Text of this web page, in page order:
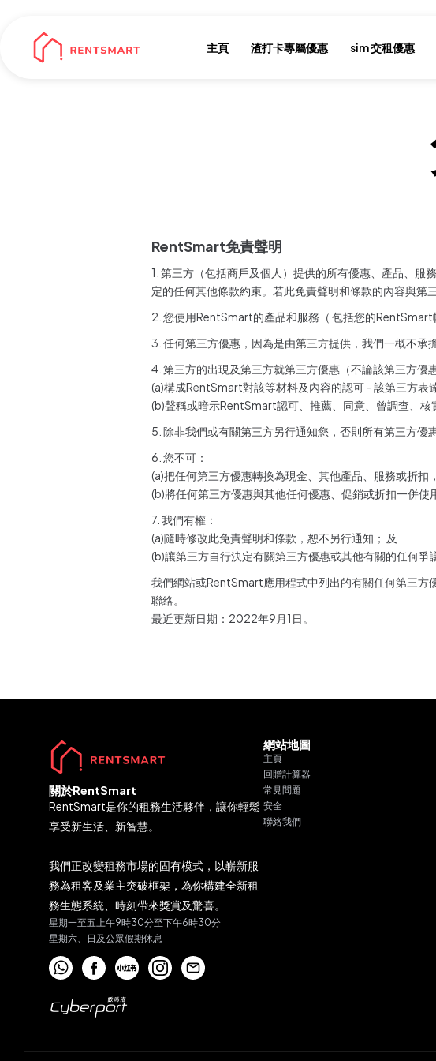
主頁 渣打卡專屬優惠 sim 交租優惠
RentSmart免責聲明
1. 第三方（包括商戶及個人）提供的所有優惠、產品、服
定的任何其他條款約束。若此免責聲明和條款的內容與第
2. 您使用RentSmart的產品和服務（ 包括您的RentSmart
3. 任何第三方優惠，因為是由第三方提供，我們一概不承
4. 第三方的出現及第三方就第三方優惠（不論該第三方
(a)構成RentSmart對該等材料及內容的認可 – 該第三方
(b)聲稱或暗示RentSmart認可、推薦、同意、曾調查、核
5. 除非我們或有關第三方另行通知您，否則所有第三方優
6. 您不可：
(a)把任何第三方優惠轉換為現金、其他產品、服務或折扣
(b)將任何第三方優惠與其他任何優惠、促銷或折扣一併使
7. 我們有權：
(a)隨時修改此免責聲明和條款，恕不另行通知； 及
(b)讓第三方自行決定有關第三方優惠或其他有關的任何爭
我們網站或RentSmart應用程式中列出的有關任何第三方
聯絡。
最近更新日期：2022年9月1日。
關於RentSmart
RentSmart是你的租務生活夥伴，讓你輕鬆
享受新生活、新智慧。
我們正改變租務市場的固有模式，以嶄新服
務為租客及業主突破框架，為你構建全新租
務生態系統、時刻帶來獎賞及驚喜。
星期一至五上午9時30分至下午6時30分
星期六、日及公眾假期休息
網站地圖
主頁
回贈計算器
常見問題
安全
聯絡我們